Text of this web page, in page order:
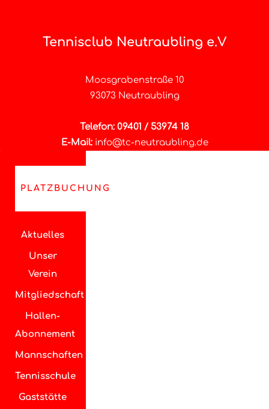
Tennisclub Neutraubling e.V
Moosgrabenstraße 10
93073 Neutraubling
Telefon: 09401 / 53974 18
E-Mail: info@tc-neutraubling.de
PLATZBUCHUNG
Aktuelles
Unser
Verein
Mitgliedschaft
Hallen-
Abonnement
Mannschaften
Tennisschule
Gaststätte